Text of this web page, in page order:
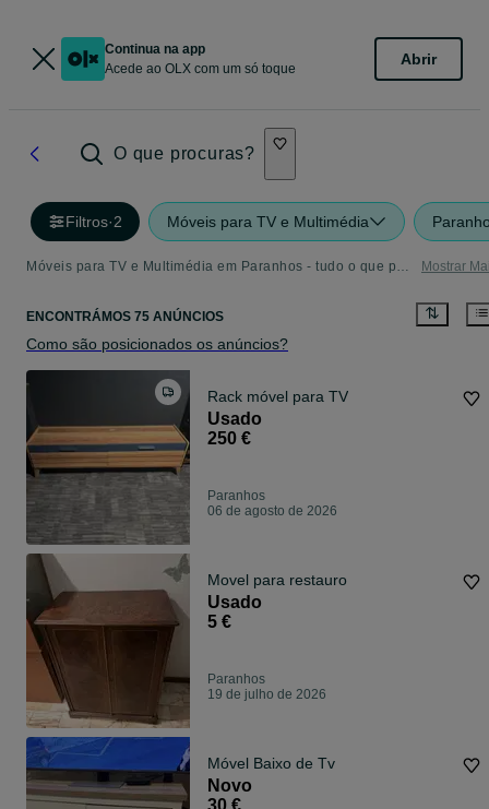
Continua na app
Acede ao OLX com um só toque
Abrir
O que procuras?
Filtros·2 Móveis para TV e Multimédia
Móveis para TV e Multimédia em Paranhos - tudo o que precisa Mostrar
ENCONTRÁMOS 75 ANÚNCIOS
Como são posicionados os anúncios?
Rack móvel para TV
Usado
250 €
Paranhos
06 de agosto de 2026
Movel para restauro
Usado
5 €
Paranhos
19 de julho de 2026
Móvel Baixo de Tv
Novo